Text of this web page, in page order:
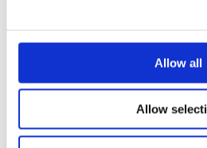
Allow all
Allow
mycket mer. Vi fokuserar på
småföretagare och vet hur
BLI MEDLEM